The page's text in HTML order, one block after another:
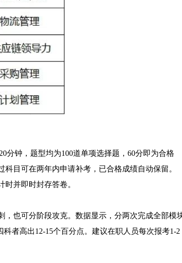
分钟，题型均为100道单项选择题，60分即为合格
目可在两年内申请补考，已合格成绩自动保留。
时并即时封存答卷。
也可分阶段攻克。数据显示，分两次完成全部模
者高出12-15个百分点。建议在职人员每次报考1-2